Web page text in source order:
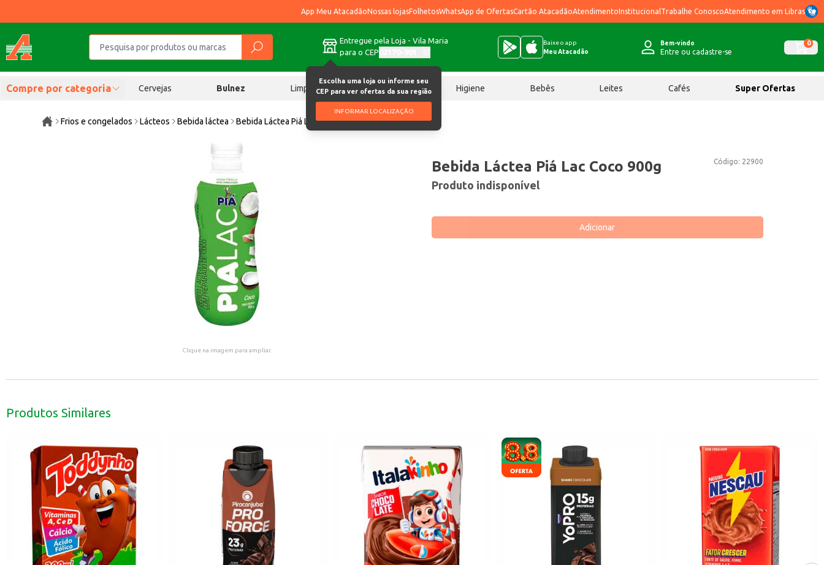
App Meu AtacadãoNossas lojasFolhetosWhatsApp de OfertasCartão AtacadãoAtendimentoInstitucional Trabalhe ConoscoAtendimento em Libras
Entregue pela Loja - Vila Maria
para o CEP
Escolha uma loja ou informe seu
CEP para ver ofertas da sua região
INFORMAR LOCALIZAÇÃO
Baixe o app
Meu Atacadão
Bem-vindo
Entre ou cadastre-se
0
Compre por categoria Cervejas Bulnez Limpeza Chocolates Higiene Bebês Leites Cafés Super Ofertas
Frios e congelados Lácteos Bebida láctea Bebida Láctea Piá Lac Coco 900g
Clique na imagem para ampliar.
Código: 22900
Bebida Láctea Piá Lac Coco 900g
Produto indisponível
Adicionar
Produtos Similares